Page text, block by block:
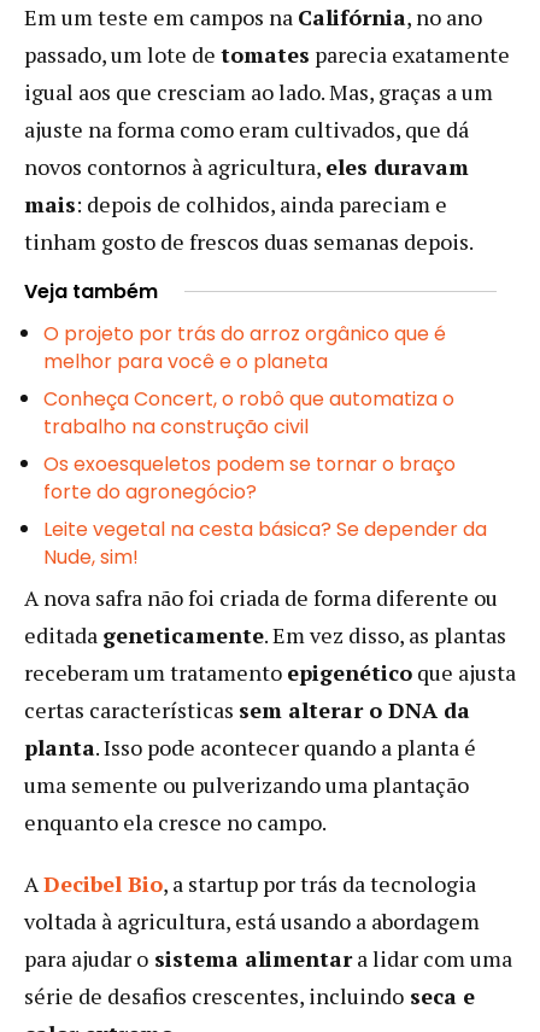
Em um teste em campos na Califórnia, no ano
passado, um lote de tomates parecia exatamente
igual aos que cresciam ao lado. Mas, graças a um
ajuste na forma como eram cultivados, que dá
novos contornos à agricultura, eles duravam
mais: depois de colhidos, ainda pareciam e
tinham gosto de frescos duas semanas depois.
Veja também
O projeto por trás do arroz orgânico que é
melhor para você e o planeta
Conheça Concert, o robô que automatiza o
trabalho na construção civil
Os exoesqueletos podem se tornar o braço
forte do agronegócio?
Leite vegetal na cesta básica? Se depender da
Nude, sim!
A nova safra não foi criada de forma diferente ou
editada geneticamente. Em vez disso, as plantas
receberam um tratamento epigenético que ajusta
certas características sem alterar o DNA da
planta. Isso pode acontecer quando a planta é
uma semente ou pulverizando uma plantação
enquanto ela cresce no campo.
ADecibel Bio, a startup por trás da tecnologia
voltada à agricultura, está usando a abordagem
para ajudar o sistema alimentara lidar com uma
série de desafios crescentes, incluindo seca e